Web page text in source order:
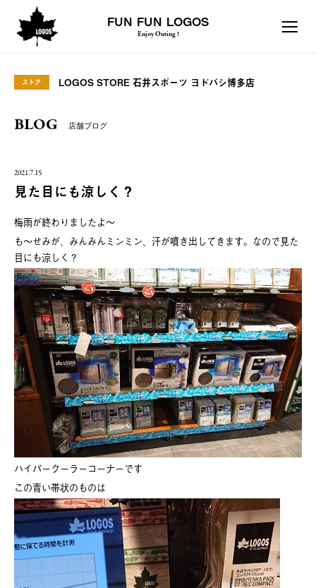
FUN FUN LOGOS
Enjoy Outing !
ストア LOGOS STORE 石井スポーツ ヨドバシ博多店
BLOG 店舗ブログ
2021.7.15
見た目にも涼しく？
梅雨が終わりましたよ～
も～せみが、みんみんミンミン、汗が噴き出してきます。なので見た
目にも涼しく？
ハイパークーラーコーナーです
この青い帯状のものは